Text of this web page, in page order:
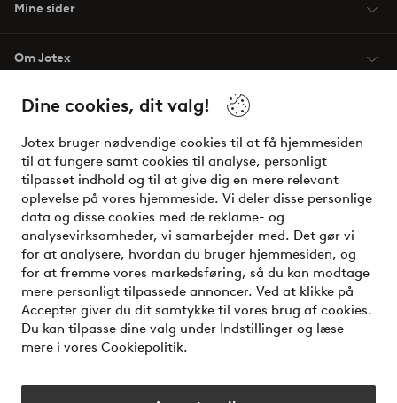
Dine cookies, dit valg!
Jotex bruger nødvendige cookies til at få hjemmesiden
til at fungere samt cookies til analyse, personligt
tilpasset indhold og til at give dig en mere relevant
oplevelse på vores hjemmeside. Vi deler disse personlige
data og disse cookies med de reklame- og
analysevirksomheder, vi samarbejder med. Det gør vi
for at analysere, hvordan du bruger hjemmesiden, og
for at fremme vores markedsføring, så du kan modtage
mere personligt tilpassede annoncer. Ved at klikke på
Accepter giver du dit samtykke til vores brug af cookies.
Du kan tilpasse dine valg under Indstillinger og læse
mere i vores Cookiepolitik.
Mine sider
Om Jotex
Vilkår
Venner
Sikre betalinger - betal nu eller del op
Vil du vide mere om vores betalingsmuligheder?
elpy